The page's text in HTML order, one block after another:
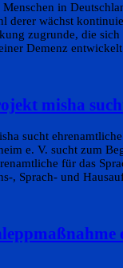
in
derer wächst
zugrunde, die sich
Demenz
misha
sucht
e. V. sucht zum
für das
, Sprach- und